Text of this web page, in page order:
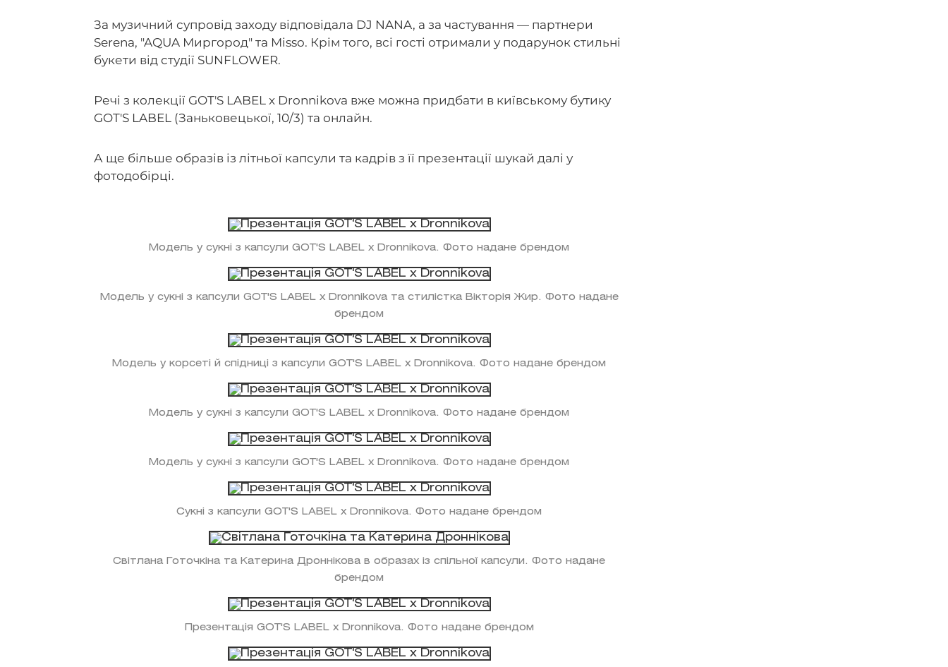
За музичний супровід заходу відповідала DJ NANA, а за частування — партнери
Serena, "AQUA Миргород" та Misso. Крім того, всі гості отримали у подарунок стильні
букети від студії SUNFLOWER.
Речі з колекції GOT'S LABEL x Dronnikova вже можна придбати в київському бутику
GOT'S LABEL (Заньковецької, 10/3) та онлайн.
А ще більше образів із літньої капсули та кадрів з її презентації шукай далі у
фотодобірці.
Модель у сукні з капсули GOT'S LABEL x Dronnikova. Фото надане брендом
Модель у сукні з капсули GOT'S LABEL x Dronnikova та стилістка Вікторія Жир. Фото надане
брендом
Модель у корсеті й спідниці з капсули GOT'S LABEL x Dronnikova. Фото надане брендом
Модель у сукні з капсули GOT'S LABEL x Dronnikova. Фото надане брендом
Модель у сукні з капсули GOT'S LABEL x Dronnikova. Фото надане брендом
Сукні з капсули GOT'S LABEL x Dronnikova. Фото надане брендом
Світлана Готочкіна та Катерина Дроннікова в образах із спільної капсули. Фото надане
брендом
Презентація GOT'S LABEL x Dronnikova. Фото надане брендом